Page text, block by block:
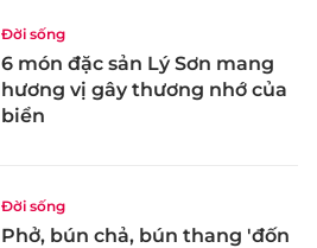
Đời sống
6 món đặc sản Lý Sơn mang
hương vị gây thương nhớ của
biển
Đời sống
Phở, bún chả, bún thang 'đốn